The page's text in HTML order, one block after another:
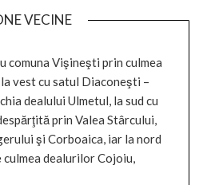
VECINE
comuna Vişineşti prin culmea
vest cu satul Diaconeşti –
dealului Ulmetul, la sud cu
prin Valea Stârcului,
şi Corboaica, iar la nord
culmea dealurilor Cojoiu,